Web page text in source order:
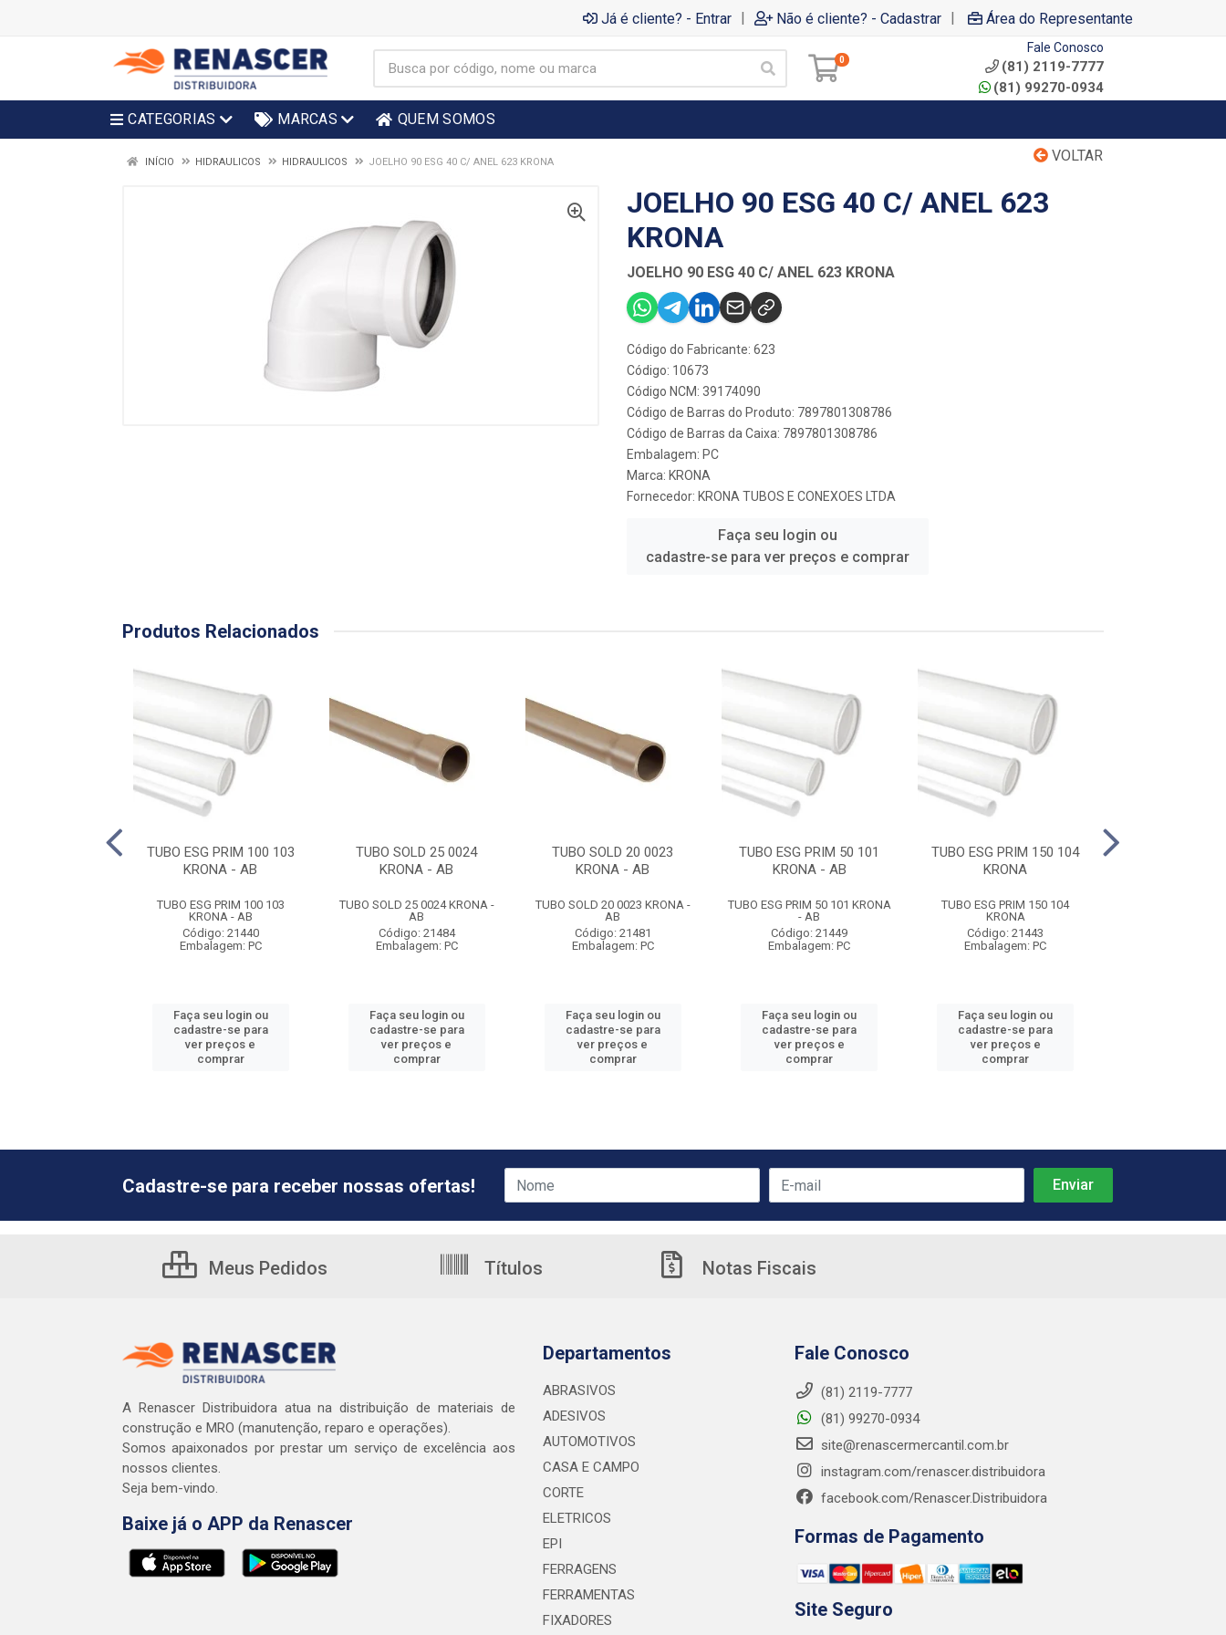
Já é cliente? - Entrar | Não é cliente? - Cadastrar | Área do Representante
0
Fale Conosco
(81) 2119-7777
(81) 99270-0934
CATEGORIAS MARCAS QUEM SOMOS
VOLTAR
INÍCIO HIDRAULICOS HIDRAULICOS JOELHO 90 ESG 40 C/ ANEL 623 KRONA
JOELHO 90 ESG 40 C/ ANEL 623
KRONA
JOELHO 90 ESG 40 C/ ANEL 623 KRONA
Código do Fabricante: 623
Código: 10673
Código NCM: 39174090
Código de Barras do Produto: 7897801308786
Código de Barras da Caixa: 7897801308786
Embalagem: PC
Marca: KRONA
Fornecedor: KRONA TUBOS E CONEXOES LTDA
Faça seu login ou
cadastre-se para ver preços e comprar
Produtos Relacionados
TUBO ESG PRIM 100 103
KRONA - AB
TUBO ESG PRIM 100 103
KRONA - AB
Código: 21440
Embalagem: PC
Faça seu login ou
cadastre-se para
ver preços e
comprar
TUBO SOLD 25 0024
KRONA - AB
TUBO SOLD 25 0024 KRONA -
AB
Código: 21484
Embalagem: PC
Faça seu login ou
cadastre-se para
ver preços e
comprar
TUBO SOLD 20 0023
KRONA - AB
TUBO SOLD 20 0023 KRONA -
AB
Código: 21481
Embalagem: PC
Faça seu login ou
cadastre-se para
ver preços e
comprar
TUBO ESG PRIM 50 101
KRONA - AB
TUBO ESG PRIM 50 101 KRONA
- AB
Código: 21449
Embalagem: PC
Faça seu login ou
cadastre-se para
ver preços e
comprar
TUBO ESG PRIM 150 104
KRONA
TUBO ESG PRIM 150 104
KRONA
Código: 21443
Embalagem: PC
Faça seu login ou
cadastre-se para
ver preços e
comprar
Cadastre-se para receber nossas ofertas!
Meus Pedidos Títulos Notas Fiscais
A Renascer Distribuidora atua na distribuição de materiais de
construção e MRO (manutenção, reparo e operações).
Somos apaixonados por prestar um serviço de excelência aos
nossos clientes.
Seja bem-vindo.
Baixe já o APP da Renascer
Departamentos
ABRASIVOS
ADESIVOS
AUTOMOTIVOS
CASA E CAMPO
CORTE
ELETRICOS
EPI
FERRAGENS
FERRAMENTAS
FIXADORES
Fale Conosco
(81) 2119-7777
(81) 99270-0934
site@renascermercantil.com.br
instagram.com/renascer.distribuidora
facebook.com/Renascer.Distribuidora
Formas de Pagamento
Site Seguro